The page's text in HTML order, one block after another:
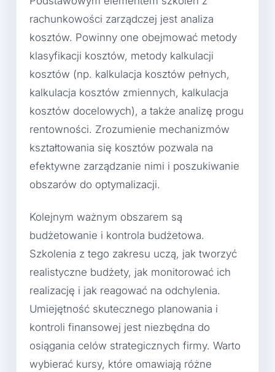
rachunkowości zarządczej jest analiza
kosztów. Powinny one obejmować metody
klasyfikacji kosztów, metody kalkulacji
kosztów (np. kalkulacja kosztów pełnych,
kalkulacja kosztów zmiennych, kalkulacja
kosztów docelowych), a także analizę progu
rentowności. Zrozumienie mechanizmów
kształtowania się kosztów pozwala na
efektywne zarządzanie nimi i poszukiwanie
obszarów do optymalizacji.
Kolejnym ważnym obszarem są
budżetowanie i kontrola budżetowa.
Szkolenia z tego zakresu uczą, jak tworzyć
realistyczne budżety, jak monitorować ich
realizację i jak reagować na odchylenia.
Umiejętność skutecznego planowania i
kontroli finansowej jest niezbędna do
osiągania celów strategicznych firmy. Warto
wybierać kursy, które omawiają różne